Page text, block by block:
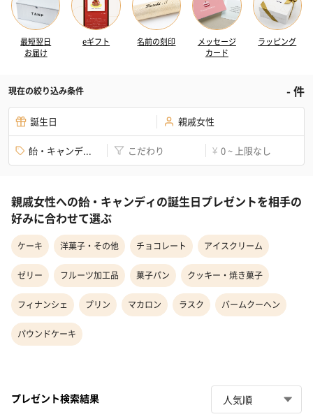
最短翌日
お届け
eギフト 名前の刻印
メッセージ
カード
ラッピング
現在の絞り込み条件 -件
誕生日 親戚女性
飴・キャンデ... こだわり ¥ 0 ~ 上限なし
親戚女性への飴・キャンディの誕生日プレゼントを相手の
好みに合わせて選ぶ
ケーキ 洋菓子・その他 チョコレート アイスクリーム
ゼリー フルーツ加工品 菓子パン クッキー・焼き菓子
フィナンシェ プリン マカロン ラスク バームクーヘン
パウンドケーキ
プレゼント検索結果